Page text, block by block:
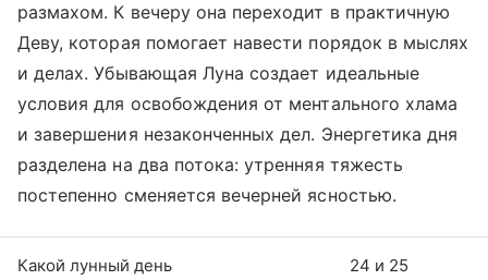
размахом. К вечеру она переходит в практичную
Деву, которая помогает навести порядок в мыслях
и делах. Убывающая Луна создает идеальные
условия для освобождения от ментального хлама
и завершения незаконченных дел. Энергетика дня
разделена на два потока: утренняя тяжесть
постепенно сменяется вечерней ясностью.
Какой лунный день 24 и 25